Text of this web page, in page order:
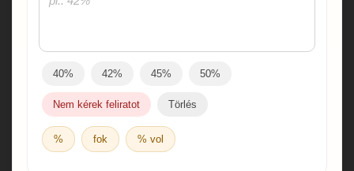
40% 42% 45% 50%
Nem kérek feliratot Törlés
% fok % vol